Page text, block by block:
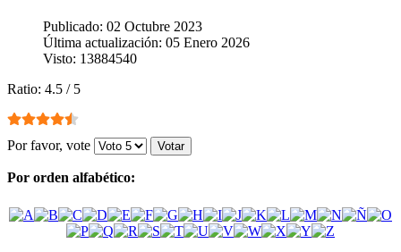
Publicado: 02 Octubre 2023
Última actualización: 05 Enero 2026
Visto: 13884540
Ratio: 4.5 / 5
Por favor, vote
Por orden alfabético: